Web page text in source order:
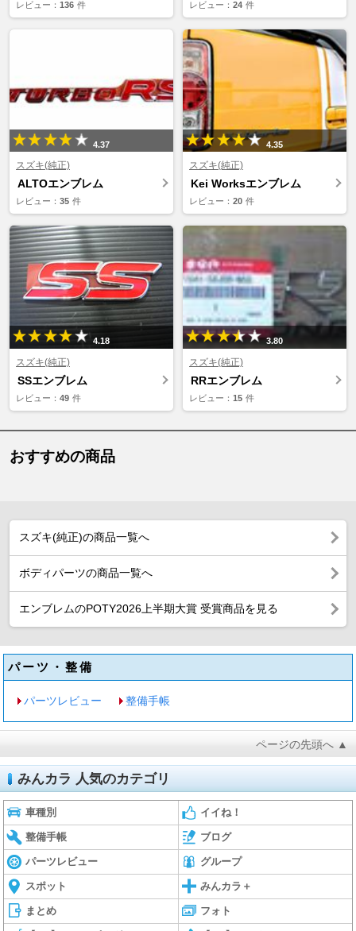
レビュー： 136 件 レビュー： 24 件
4.37
スズキ(純正)
ALTOエンブレム
レビュー： 35 件
4.35
スズキ(純正)
Kei Worksエンブレム
レビュー： 20 件
4.18
スズキ(純正)
SSエンブレム
レビュー： 49 件
3.80
スズキ(純正)
RRエンブレム
レビュー： 15 件
おすすめの商品
スズキ(純正)の商品一覧へ
ボディパーツの商品一覧へ
エンブレムのPOTY2026上半期大賞 受賞商品を見る
パーツ・整備
パーツレビュー 整備手帳
ページの先頭へ ▲
みんカラ 人気のカテゴリ
車種別 イイね！
整備手帳 ブログ
パーツレビュー グループ
スポット みんカラ＋
まとめ フォト